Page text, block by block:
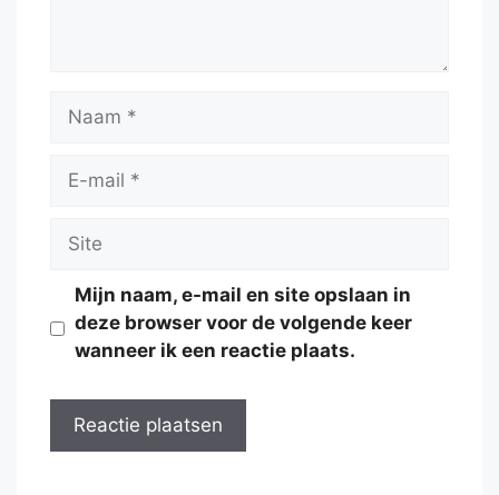
Naam
Site
Mijn naam, e-mail en site opslaan in
deze browser voor de volgende keer
wanneer ik een reactie plaats.